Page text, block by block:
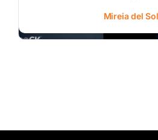
Mireia del